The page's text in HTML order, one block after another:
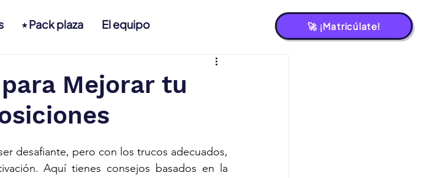
🚀 ¡Matricúlate!
⭑ Pack plaza El equipo
Mejorar tu
desafiante, pero con los trucos adecuados,
Aquí tienes consejos basados en la